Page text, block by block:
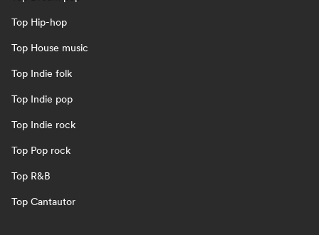
Top Hip-hop
Top House music
Top Indie folk
Top Indie pop
Top Indie rock
Top Pop rock
Top R&B
Top Cantautor